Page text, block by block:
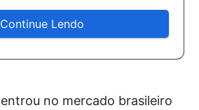
Continue Lendo
entrou no mercado brasileiro